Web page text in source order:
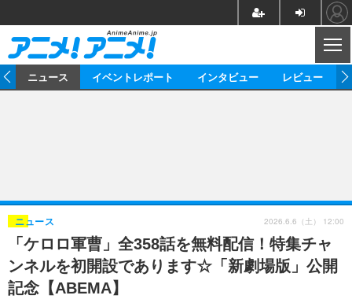
ゲーム グッズ
イベント 海外
海外イベント ビジネス
俳優・タレント アーティスト
ビジネス
アニメ 実写
書評 イベント
動画
連載・コラム
ニュース イベントレポート インタビュー レビュー
「ケロロ軍曹」全358話を無料配信！特集チャ
ンネルを初開設であります☆「新劇場版」公開
記念【ABEMA】
ニュース 2026.6.6（土） 12:00